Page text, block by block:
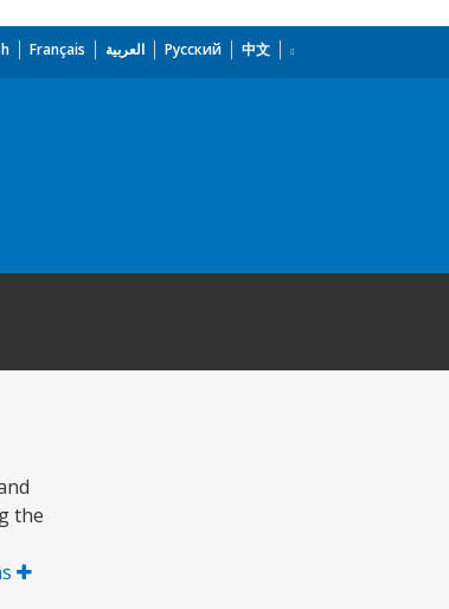
Français العربية Русский 中文
the